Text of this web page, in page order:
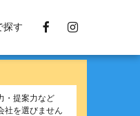
Facebook
ジ
Instagram
探す
・提案力など
社を選びません